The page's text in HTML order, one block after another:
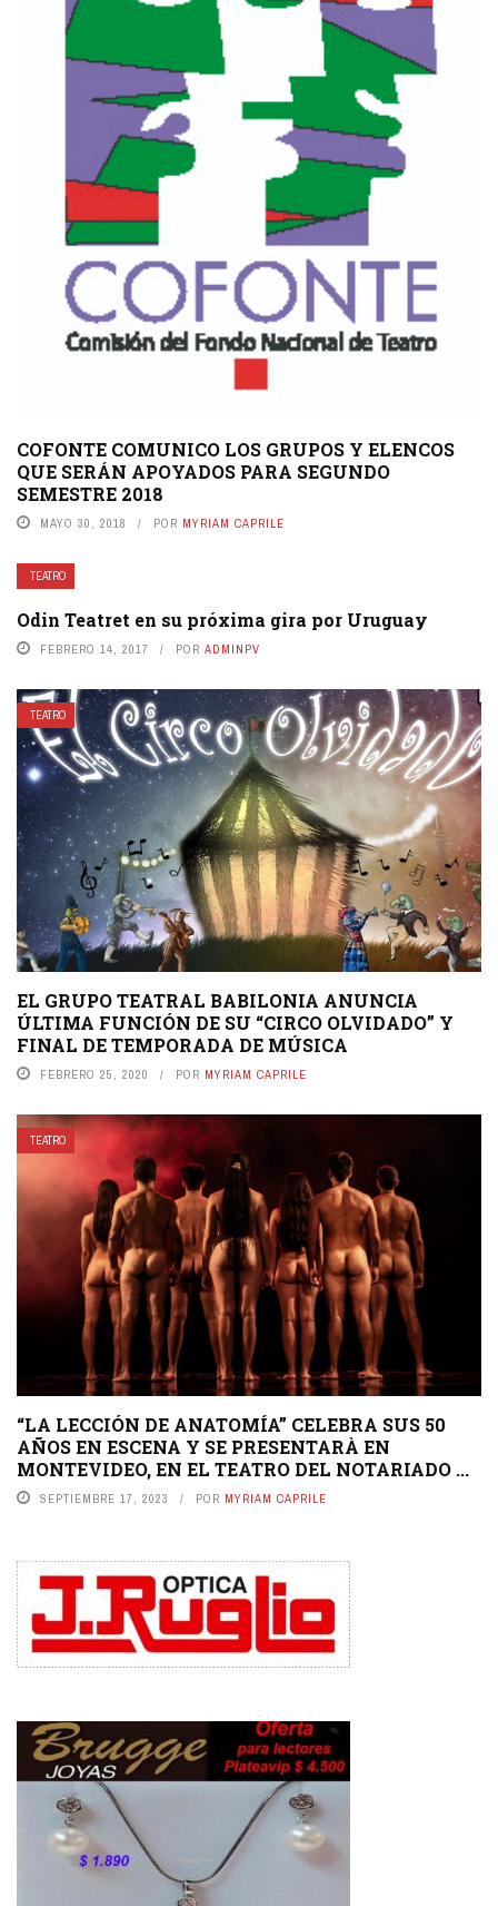
COFONTE COMUNICO LOS GRUPOS Y ELENCOS
QUE SERÁN APOYADOS PARA SEGUNDO
SEMESTRE 2018
MAYO 30, 2018 POR MYRIAM CAPRILE
TEATRO
Odin Teatret en su próxima gira por Uruguay
FEBRERO 14, 2017 POR ADMINPV
TEATRO
EL GRUPO TEATRAL BABILONIA ANUNCIA
ÚLTIMA FUNCIÓN DE SU “CIRCO OLVIDADO” Y
FINAL DE TEMPORADA DE MÚSICA
FEBRERO 25, 2020 POR MYRIAM CAPRILE
TEATRO
“LA LECCIÓN DE ANATOMÍA” CELEBRA SUS 50
AÑOS EN ESCENA Y SE PRESENTARÀ EN
MONTEVIDEO, EN EL TEATRO DEL NOTARIADO ...
SEPTIEMBRE 17, 2023 POR MYRIAM CAPRILE